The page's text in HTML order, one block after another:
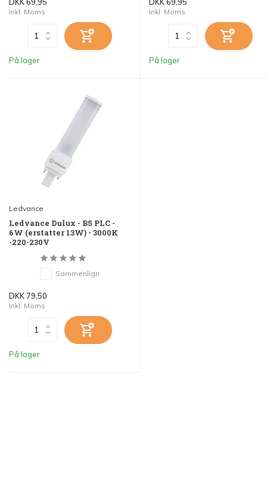
Inkl. Moms
På lager
Inkl. Moms
På lager
Ledvance
Ledvance Dulux - B5 PLC -
6W (erstatter 13W) - 3000K
-220-230V
Sammenlign
DKK 79,50
Inkl. Moms
På lager